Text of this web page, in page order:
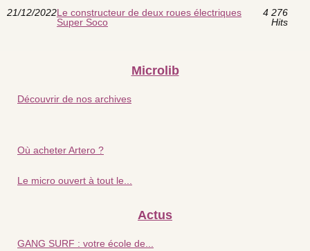
21/12/2022Le constructeur de deux roues électriques
Super Soco
4 276
Hits
Microlib
Découvrir de nos archives
Où acheter Artero ?
Le micro ouvert à tout le...
Actus
GANG SURF : votre école de...